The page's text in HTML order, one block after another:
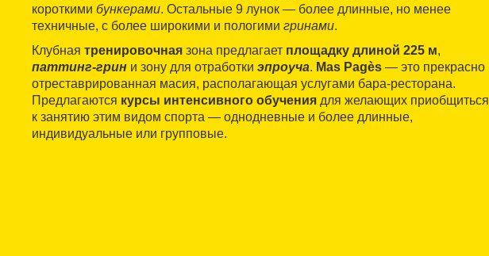
короткими бункерами. Остальные 9 лунок — более длинные, но менее
техничные, с более широкими и пологими гринами.
Клубная тренировочная зона предлагает площадку длиной 225 м,
паттинг-грин и зону для отработки эпроуча. Mas Pagès — это прекрасно
отреставрированная масия, располагающая услугами бара-ресторана.
Предлагаются курсы интенсивного обучения для желающих приобщиться
к занятию этим видом спорта — однодневные и более длинные,
индивидуальные или групповые.